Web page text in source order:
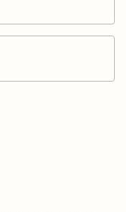
Unser
steht Ihnen als
Fahrradgäste
an. Wir freuen uns
zu erkunden. Nur
erstklassigen Live-
wo Sie schöne